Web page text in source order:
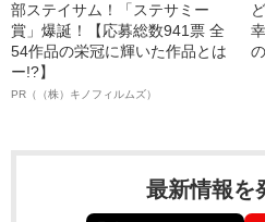
部ステイサム！「ステサミー
賞」爆誕！【応募総数941票 全
54作品の栄冠に輝いた作品とは
ー!?】
PR（（株）キノフィルムズ）
最新情報を